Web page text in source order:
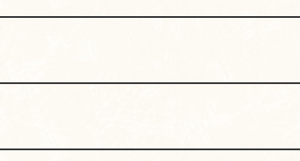
す。詳しくはスタッフまでお尋ねください。